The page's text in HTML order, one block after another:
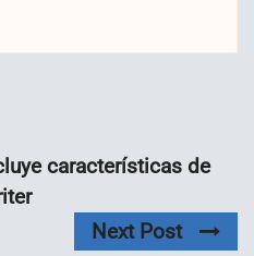
características de
Next Post